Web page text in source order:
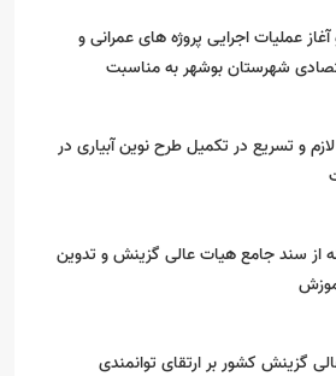
آغاز عملیات اجرایی پروژه های عمرانی و
شهرستان بوشهر به مناسبت
لازم و تسریع در تکمیل طرح نوین آبیاری در
از سند جامع هیات عالی گزینش و‌ تدوین
گزینش کشور بر ارتقای توانمندی